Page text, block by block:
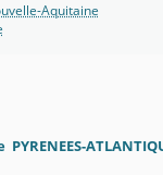
Aquitaine